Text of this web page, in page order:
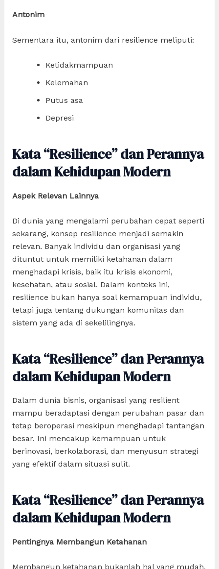
Antonim
Sementara itu, antonim dari resilience meliputi:
Ketidakmampuan
Kelemahan
Putus asa
Depresi
Kata “Resilience” dan Perannya
dalam Kehidupan Modern
Aspek Relevan Lainnya
Di dunia yang mengalami perubahan cepat seperti
sekarang, konsep resilience menjadi semakin
relevan. Banyak individu dan organisasi yang
dituntut untuk memiliki ketahanan dalam
menghadapi krisis, baik itu krisis ekonomi,
kesehatan, atau sosial. Dalam konteks ini,
resilience bukan hanya soal kemampuan individu,
tetapi juga tentang dukungan komunitas dan
sistem yang ada di sekelilingnya.
Kata “Resilience” dan Perannya
dalam Kehidupan Modern
Dalam dunia bisnis, organisasi yang resilient
mampu beradaptasi dengan perubahan pasar dan
tetap beroperasi meskipun menghadapi tantangan
besar. Ini mencakup kemampuan untuk
berinovasi, berkolaborasi, dan menyusun strategi
yang efektif dalam situasi sulit.
Kata “Resilience” dan Perannya
dalam Kehidupan Modern
Pentingnya Membangun Ketahanan
Membangun ketahanan bukanlah hal yang mudah,